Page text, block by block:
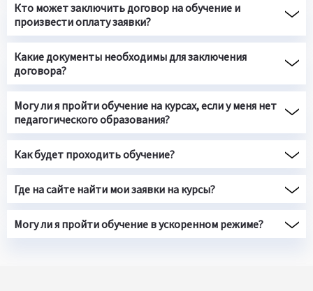
Кто может заключить договор на обучение и
произвести оплату заявки?
Какие документы необходимы для заключения
договора?
Могу ли я пройти обучение на курсах, если у меня нет
педагогического образования?
Как будет проходить обучение?
Где на сайте найти мои заявки на курсы?
Могу ли я пройти обучение в ускоренном режиме?